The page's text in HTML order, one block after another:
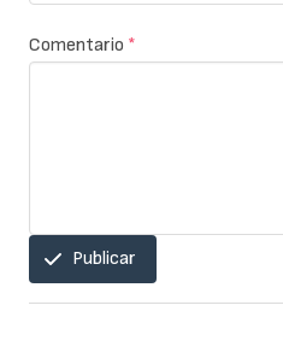
Comentario *
Publicar